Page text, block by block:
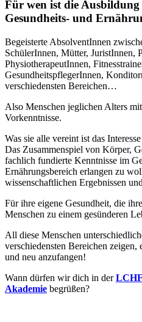
Für wen ist die
Gesundheits- und
Begeisterte AbsolventInnen
SchülerInnen, Mütter, JuristInnen,
PhysiotherapeutInnen,
GesundheitspflegerInnen,
verschiedensten Bereichen…
Also Menschen jeglichen Alters
Vorkenntnisse.
Was sie alle vereint ist das
Das Zusammenspiel von Körper,
fachlich fundierte Kenntnisse im
Ernährungsbereich erlangen zu
wissenschaftlichen Ergebnissen
Für ihre eigene Gesundheit, die
Menschen zu einem gesünderen
All diese Menschen
verschiedensten Bereichen zeigen,
und neu anzufangen!
Wann dürfen wir dich in der
Akademie begrüßen?